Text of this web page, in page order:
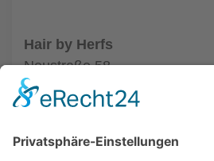
Hair by Herfs
Neustraße 58
52066 Aachen
Tel.: +49 241 63342